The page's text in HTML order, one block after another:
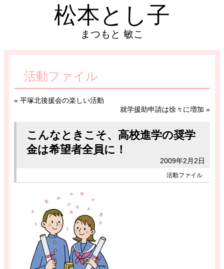
松本とし子
まつもと 敏こ
活動ファイル
« 平塚北後援会の楽しい活動
就学援助申請は徐々に増加 »
こんなときこそ、高校進学の奨学
金は希望者全員に！
2009年2月2日
活動ファイル